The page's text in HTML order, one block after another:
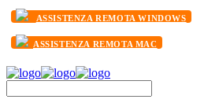
ASSISTENZA REMOTA WINDOWS
ASSISTENZA REMOTA MAC